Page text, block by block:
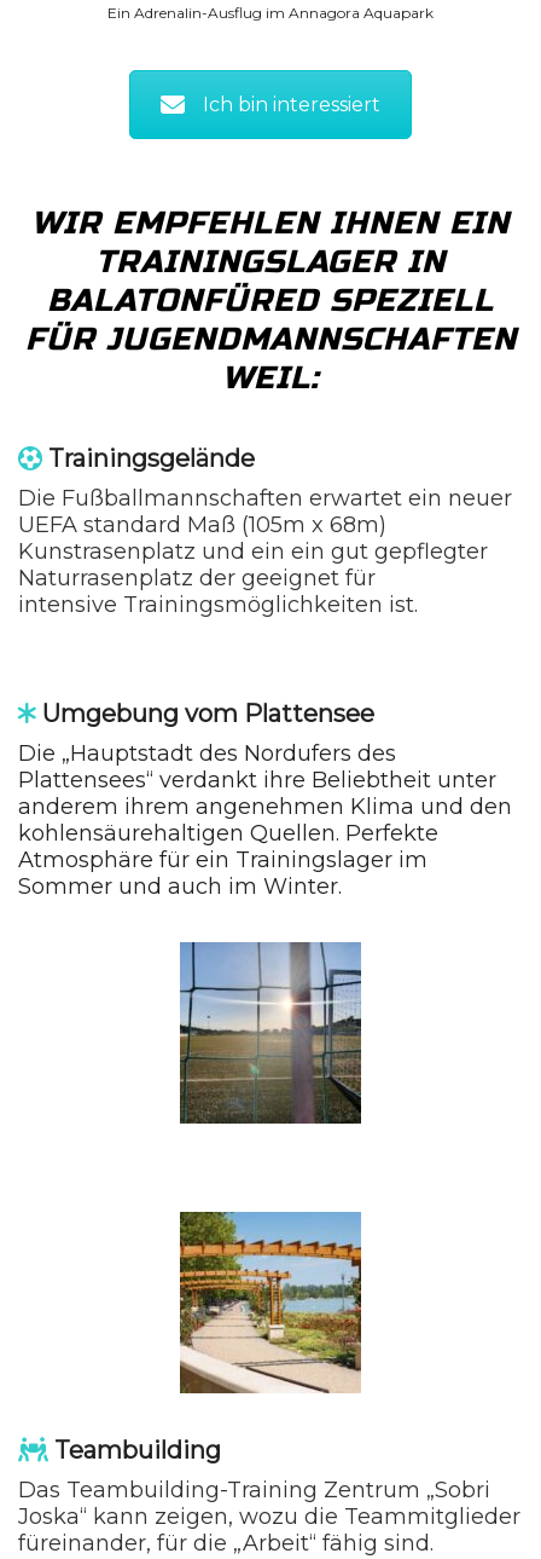
Ein Adrenalin-Ausflug im Annagora Aquapark
Ich bin interessiert
WIR EMPFEHLEN IHNEN EIN
TRAININGSLAGER IN
BALATONFÜRED SPEZIELL
FÜR JUGENDMANNSCHAFTEN
WEIL:
Trainingsgelände
Die Fußballmannschaften erwartet ein neuer
UEFA standard Maß (105m x 68m)
Kunstrasenplatz und ein ein gut gepflegter
Naturrasenplatz der geeignet für
intensive Trainingsmöglichkeiten ist.
Umgebung vom Plattensee
Die „Hauptstadt des Nordufers des
Plattensees“ verdankt ihre Beliebtheit unter
anderem ihrem angenehmen Klima und den
kohlensäurehaltigen Quellen. Perfekte
Atmosphäre für ein Trainingslager im
Sommer und auch im Winter.
Teambuilding
Das Teambuilding-Training Zentrum „Sobri
Joska“ kann zeigen, wozu die Teammitglieder
füreinander, für die „Arbeit“ fähig sind.